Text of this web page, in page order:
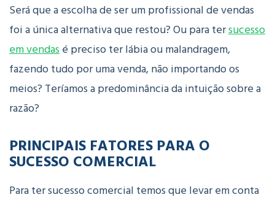
Será que a escolha de ser um profissional de vendas
foi a única alternativa que restou? Ou para tersucesso
em vendasé preciso ter lábia ou malandragem,
fazendo tudo por uma venda, não importando os
meios? Teríamos a predominância da intuição sobre a
razão?
PRINCIPAIS FATORES PARA O
SUCESSO COMERCIAL
Para ter sucesso comercial temos que levar em conta